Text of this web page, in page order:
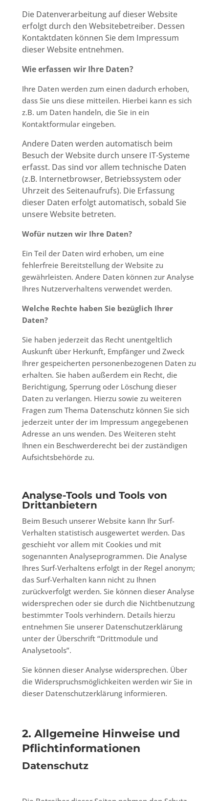
Die Datenverarbeitung auf dieser Website
erfolgt durch den Websitebetreiber. Dessen
Kontaktdaten können Sie dem Impressum
dieser Website entnehmen.
Wie erfassen wir Ihre Daten?
Ihre Daten werden zum einen dadurch erhoben,
dass Sie uns diese mitteilen. Hierbei kann es sich
z.B. um Daten handeln, die Sie in ein
Kontaktformular eingeben.
Andere Daten werden automatisch beim
Besuch der Website durch unsere IT-Systeme
erfasst. Das sind vor allem technische Daten
(z.B. Internetbrowser, Betriebssystem oder
Uhrzeit des Seitenaufrufs). Die Erfassung
dieser Daten erfolgt automatisch, sobald Sie
unsere Website betreten.
Wofür nutzen wir Ihre Daten?
Ein Teil der Daten wird erhoben, um eine
fehlerfreie Bereitstellung der Website zu
gewährleisten. Andere Daten können zur Analyse
Ihres Nutzerverhaltens verwendet werden.
Welche Rechte haben Sie bezüglich Ihrer
Daten?
Sie haben jederzeit das Recht unentgeltlich
Auskunft über Herkunft, Empfänger und Zweck
Ihrer gespeicherten personenbezogenen Daten zu
erhalten. Sie haben außerdem ein Recht, die
Berichtigung, Sperrung oder Löschung dieser
Daten zu verlangen. Hierzu sowie zu weiteren
Fragen zum Thema Datenschutz können Sie sich
jederzeit unter der im Impressum angegebenen
Adresse an uns wenden. Des Weiteren steht
Ihnen ein Beschwerderecht bei der zuständigen
Aufsichtsbehörde zu.
Analyse-Tools und Tools von
Drittanbietern
Beim Besuch unserer Website kann Ihr Surf-
Verhalten statistisch ausgewertet werden. Das
geschieht vor allem mit Cookies und mit
sogenannten Analyseprogrammen. Die Analyse
Ihres Surf-Verhaltens erfolgt in der Regel anonym;
das Surf-Verhalten kann nicht zu Ihnen
zurückverfolgt werden. Sie können dieser Analyse
widersprechen oder sie durch die Nichtbenutzung
bestimmter Tools verhindern. Details hierzu
entnehmen Sie unserer Datenschutzerklärung
unter der Überschrift “Drittmodule und
Analysetools”.
Sie können dieser Analyse widersprechen. Über
die Widerspruchsmöglichkeiten werden wir Sie in
dieser Datenschutzerklärung informieren.
2. Allgemeine Hinweise und
Pflichtinformationen
Datenschutz